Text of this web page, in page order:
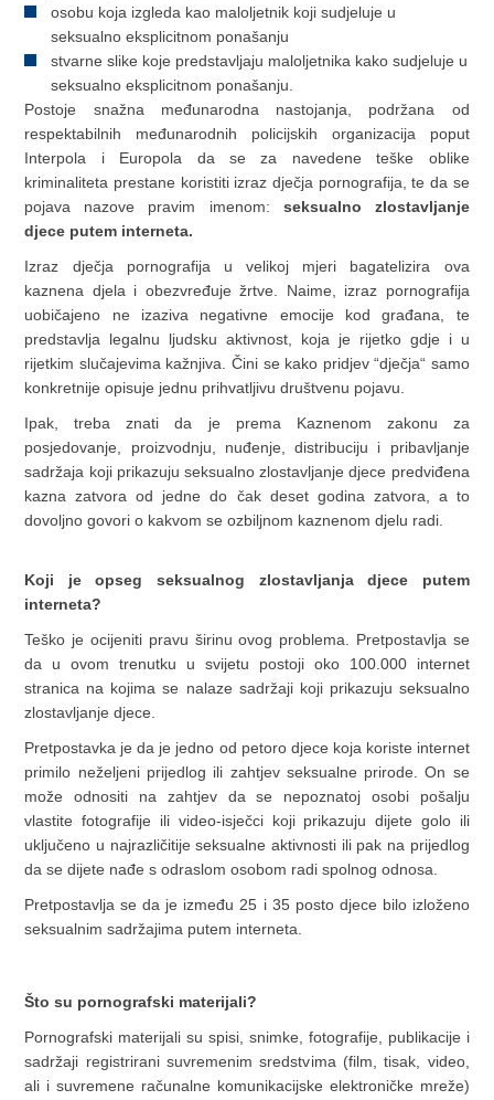
osobu koja izgleda kao malo­ljetnik koji sudjeluje u
seksualno eksplicitnom ponaša­nju
stvarne slike koje predstav­ljaju malo­ljetnika kako sudjeluje u
seksualno eksplicitnom ponaša­nju.
Postoje snažna međunarodna nastojanja, podržana od
respektabilnih međunarodnih policijskih organizacija poput
Interpola i Europola da se za navedene teške oblike
kriminaliteta prestane koristiti izraz dječja pornografija, te da se
pojava nazove pravim imenom: seksualno zlostavljanje
djece putem interneta.
Izraz dječja pornografija u velikoj mjeri bagatelizira ova
kaznena djela i obezvređuje žrtve. Naime, izraz pornografija
uobičajeno ne izaziva negativne emocije kod građana, te
predstavlja legalnu ljudsku aktivnost, koja je rijetko gdje i u
rijetkim slučajevima kažnjiva. Čini se kako pridjev “dječja“ samo
konkretnije opisuje jednu prihvatljivu društvenu pojavu.
Ipak, treba znati da je prema Kaznenom zakonu za
posjedovanje, proizvodnju, nuđenje, distribuciju i pribavljanje
sadržaja koji prikazuju seksualno zlostavljanje djece predviđena
kazna zatvora od jedne do čak deset godina zatvora, a to
dovoljno govori o kakvom se ozbiljnom kaznenom djelu radi.
Koji je opseg seksualnog zlostavljanja djece putem
interneta?
Teško je ocijeniti pravu širinu ovog problema. Pretpostavlja se
da u ovom trenutku u svijetu postoji oko 100.000 internet
stranica na kojima se nalaze sadržaji koji prikazuju seksualno
zlostavljanje djece.
Pretpostavka je da je jedno od petoro djece koja koriste internet
primilo neželjeni prijedlog ili zahtjev seksualne prirode. On se
može odnositi na zahtjev da se nepoznatoj osobi pošalju
vlastite fotografije ili video-isječci koji prikazuju dijete golo ili
uključeno u najrazličitije seksualne aktivnosti ili pak na prijedlog
da se dijete nađe s odraslom osobom radi spolnog odnosa.
Pretpostavlja se da je između 25 i 35 posto djece bilo izloženo
seksualnim sadržajima putem interneta.
Što su pornografski materijali?
Pornografski materijali su spisi, snimke, fotografije, publikacije i
sadržaji registrirani suvremenim sredstvima (film, tisak, video,
ali i suvremene računalne komunikacijske elektroničke mreže)